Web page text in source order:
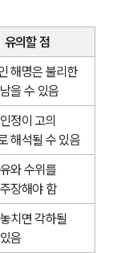
업무
유의할 점
해명은 불리한
을 수 있음
정이 고의
해석될 수 있음
와 수위를
장해야 함
치면 각하될
음